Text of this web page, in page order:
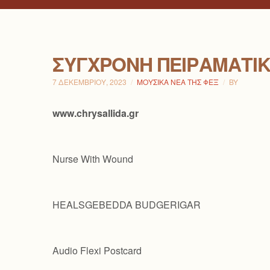
ΣΎΓΧΡΟΝΗ
7 ΔΕΚΕΜΒΡΊΟΥ, 2023 ΜΟΥΣΙΚΆ ΝΈΑ ΤΗΣ ΦΕΞ BY
www.chrysallida.gr
Nurse With Wound
HEALSGEBEDDA BUDGERIGAR
Audio Flexi Postcard